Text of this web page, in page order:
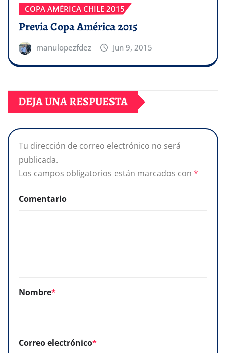
COPA AMÉRICA CHILE 2015
Previa Copa América 2015
manulopezfdez Jun 9, 2015
DEJA UNA RESPUESTA
Tu dirección de correo electrónico no será
publicada.
Los campos obligatorios están marcados con *
Comentario
Nombre*
Correo electrónico*